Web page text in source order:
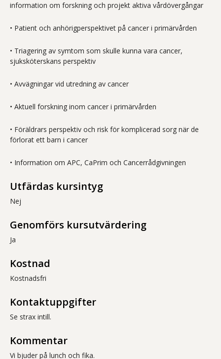
information om forskning och projekt aktiva vårdövergångar
• Patient och anhörigperspektivet på cancer i primärvården
• Triagering av symtom som skulle kunna vara cancer,
sjuksköterskans perspektiv
• Avvägningar vid utredning av cancer
• Aktuell forskning inom cancer i primärvården
• Föräldrars perspektiv och risk för komplicerad sorg när de
förlorat ett barn i cancer
• Information om APC, CaPrim och Cancerrådgivningen
Utfärdas kursintyg
Nej
Genomförs kursutvärdering
Ja
Kostnad
Kostnadsfri
Kontaktuppgifter
Se strax intill.
Kommentar
Vi bjuder på lunch och fika.